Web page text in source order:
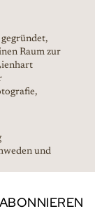
Raum zur
und
ABONNIEREN